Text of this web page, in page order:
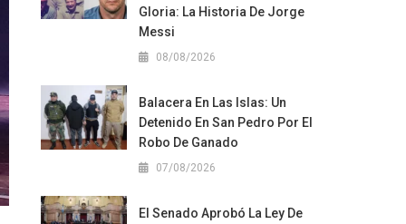
Gloria: La Historia De Jorge
Messi
08/08/2026
Balacera En Las Islas: Un
Detenido En San Pedro Por El
Robo De Ganado
07/08/2026
El Senado Aprobó La Ley De